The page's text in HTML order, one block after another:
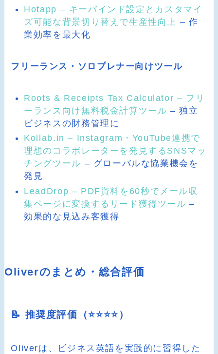
Hotapp – キーバインド設定とカスタマイ
ズ可能な背景切り替えで生産性向上 – 作
業効率を最大化
フリーランス・ソロプレナー向けツール
Roots & Receipts Tax Calculator – フリ
ーランス向け無料税金計算ツール – 独立
ビジネスの財務管理に
Kollab.in – Instagram・YouTube連携で
理想のコラボレーターを発見するSNSマッ
チングツール – グローバルな協業機会を
発見
LeadDrop – PDF資料を60秒でメール収
集ページに変換するリード獲得ツール –
効果的な見込み客獲得
Oliverのまとめ・総合評価
📝 推奨度評価（⭐️⭐️⭐️⭐️）
Oliverは、ビジネス英語を実践的に習得した